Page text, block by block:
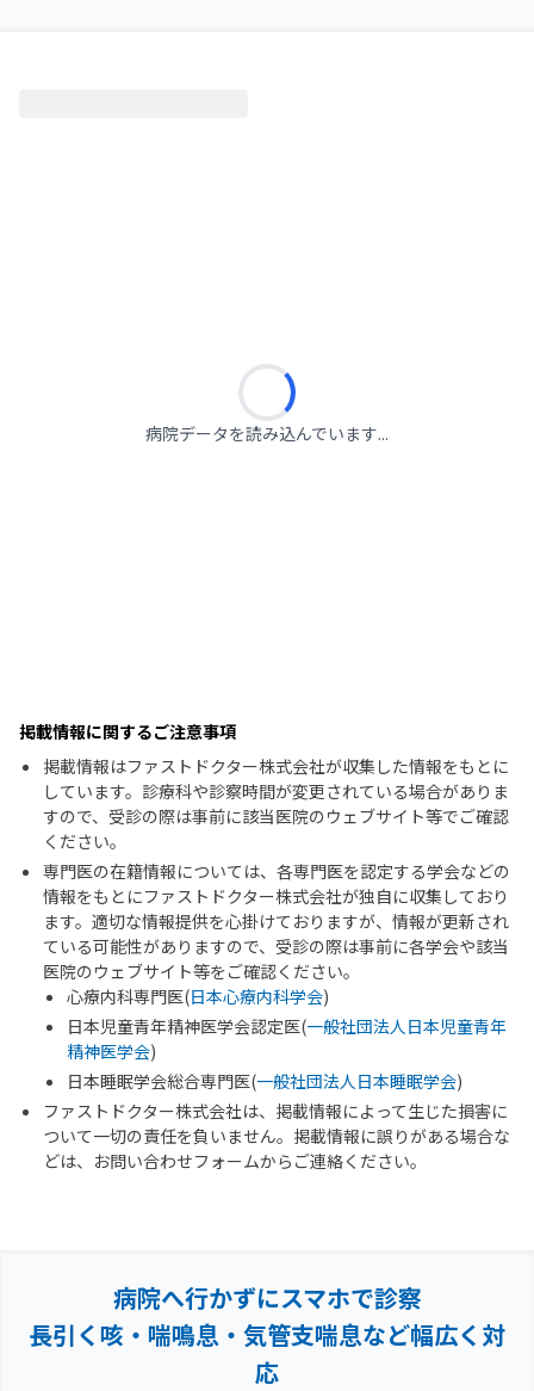
病院データを読み込んでいます...
掲載情報に関するご注意事項
掲載情報はファストドクター株式会社が収集した情報をもとに
しています。診療科や診察時間が変更されている場合がありま
すので、受診の際は事前に該当医院のウェブサイト等でご確認
ください。
専門医の在籍情報については、各専門医を認定する学会などの
情報をもとにファストドクター株式会社が独自に収集しており
ます。適切な情報提供を心掛けておりますが、情報が更新され
ている可能性がありますので、受診の際は事前に各学会や該当
医院のウェブサイト等をご確認ください。
心療内科専門医(日本心療内科学会)
日本児童青年精神医学会認定医(一般社団法人日本児童青年
精神医学会)
日本睡眠学会総合専門医(一般社団法人日本睡眠学会)
ファストドクター株式会社は、掲載情報によって生じた損害に
ついて一切の責任を負いません。掲載情報に誤りがある場合な
どは、お問い合わせフォームからご連絡ください。
病院へ行かずにスマホで診察
長引く咳・喘鳴息・気管支喘息など幅広く対
応